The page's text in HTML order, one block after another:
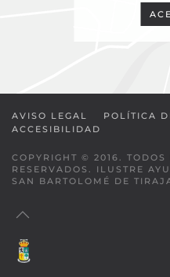
AVISO LEGAL
POLÍTICA
ACCESIBILIDAD
COPYRIGHT © 2016. TODOS
RESERVADOS. ILUSTRE
SAN BARTOLOMÉ DE